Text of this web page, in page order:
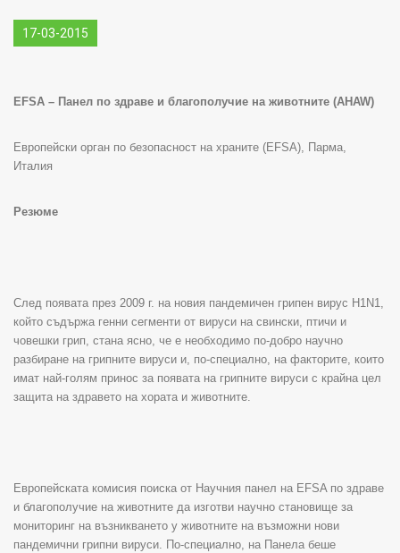
17-03-2015
EFSA – Панел по здраве и благополучие на животните (AHAW)
Европейски орган по безопасност на храните (EFSA), Парма,
Италия
Резюме
След появата през 2009 г. на новия пандемичен грипен вирус H1N1,
който съдържа генни сегменти от вируси на свински, птичи и
човешки грип, стана ясно, че е необходимо по-добро научно
разбиране на грипните вируси и, по-специално, на факторите, които
имат най-голям принос за появата на грипните вируси с крайна цел
защита на здравето на хората и животните.
Европейската комисия поиска от Научния панел на EFSA по здраве
и благополучие на животните да изготви научно становище за
мониторинг на възникването у животните на възможни нови
пандемични грипни вируси. По-специално, на Панела беше